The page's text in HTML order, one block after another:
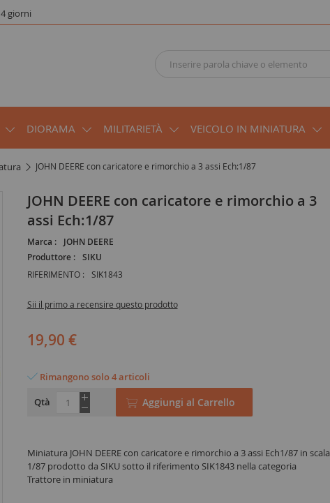
giorni
DIORAMA MILITARIETÀ VEICOLO IN MINIATURA
JOHN DEERE con caricatore e rimorchio a 3 assi Ech:1/87
JOHN DEERE con caricatore e rimorchio a 3
assi Ech:1/87
Marca :
JOHN DEERE
Produttore :
SIKU
RIFERIMENTO : SIK1843
Sii il primo a recensire questo prodotto
19,90 €
Rimangono solo 4 articoli
Qtà
Aggiungi al Carrello
Miniatura JOHN DEERE con caricatore e rimorchio a 3 assi Ech1/87 in scala
1/87 prodotto da SIKU sotto il riferimento SIK1843 nella categoria
Trattore in miniatura